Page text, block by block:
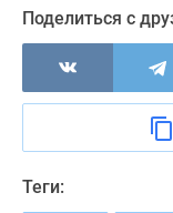
Новости
недвижимости
Мнение
эксперта
рынка
Экспертиза
Поделиться с
Теги: